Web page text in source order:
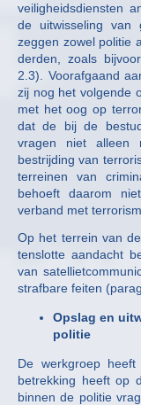
veiligheidsdiensten
de uitwisseling van
zeggen zowel politie
derden, zoals
2.3). Voorafgaand
zij nog het volgende
met het oog op
dat de bij de
vragen niet alleen
bestrijding van
terreinen van
behoeft daarom
verband met
Op het terrein van
tenslotte aandacht
van
strafbare feiten
Opslag en
politie
De werkgroep
betrekking heeft op
binnen de politie